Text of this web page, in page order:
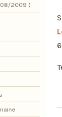
2009 )